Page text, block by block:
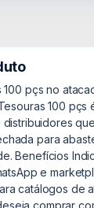
100 pçs no
100 pçs
para
Benefícios
e
catálogos de
comprar